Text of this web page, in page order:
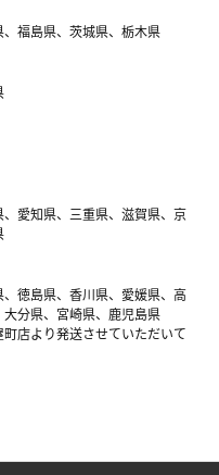
福島県、茨城県、栃木県
愛知県、三重県、滋賀県、京
徳島県、香川県、愛媛県、高
分県、宮崎県、鹿児島県
店より発送させていただいて